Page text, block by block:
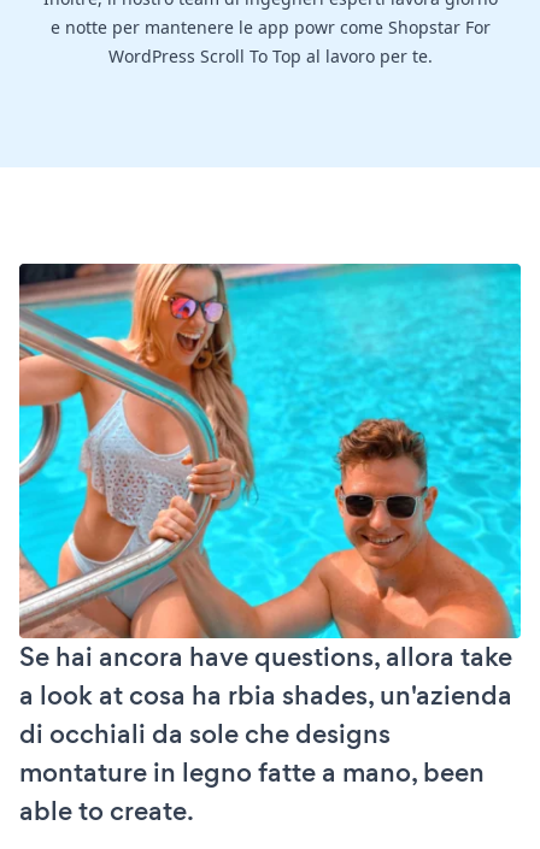
e notte per mantenere le app powr come Shopstar For
WordPress Scroll To Top al lavoro per te.
Se hai ancora have questions, allora take
a look at cosa ha rbia shades, un'azienda
di occhiali da sole che designs
montature in legno fatte a mano, been
able to create.